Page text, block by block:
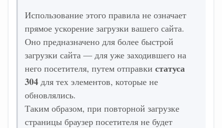
Использование этого правила не означает
прямое ускорение загрузки вашего сайта.
Оно предназначено для более быстрой
загрузки сайта — для уже заходившего на
него посетителя, путем отправкистатуса
304 для тех элементов, которые не
обновлялись.
Таким образом, при повторной загрузке
страницы браузер посетителя не будет